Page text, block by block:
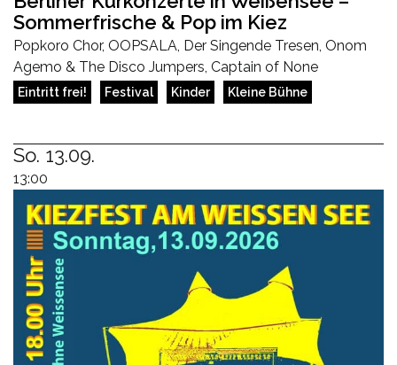
Sommerfrische & Pop im Kiez
Popkoro Chor, OOPSALA, Der Singende Tresen, Onom
Agemo & The Disco Jumpers, Captain of None
Eintritt frei! Festival Kinder Kleine Bühne
So. 13.09.
13:00